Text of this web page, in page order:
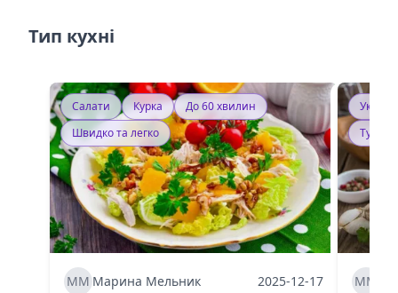
Тип кухні
Салати Курка
До 60 хвилин
Швидко та легко
ММ Марина Мельник 2025-12-17 ММ